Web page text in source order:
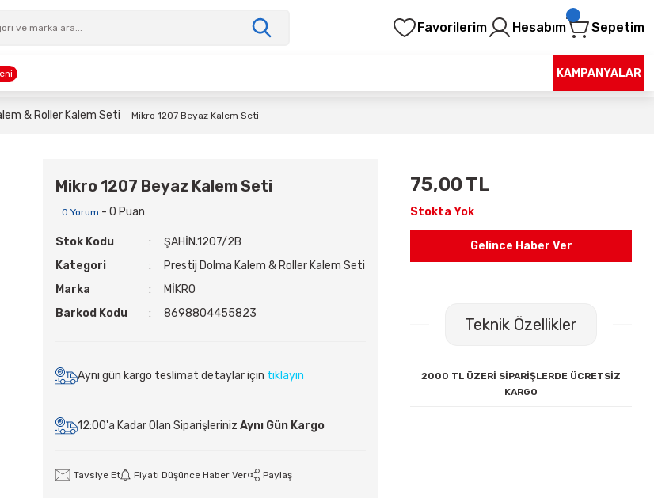
Favorilerim Hesabım Sepetim
KAMPANYALAR
& Roller Kalem Seti Mikro 1207 Beyaz Kalem Seti
Mikro 1207 Beyaz Kalem Seti
0 Yorum - 0 Puan
Stok Kodu
ŞAHİN.1207/2B
Kategori
Prestij Dolma Kalem & Roller Kalem Seti
Marka
MİKRO
Barkod Kodu
8698804455823
Aynı gün kargo teslimat detaylar için tıklayın
12:00'a Kadar Olan Siparişleriniz Aynı Gün Kargo
Tavsiye Et Fiyatı Düşünce Haber Ver Paylaş
75,00 TL
Stokta Yok
Gelince Haber Ver
Teknik Özellikler
2000 TL ÜZERİ SİPARİŞLERDE ÜCRETSİZ
KARGO